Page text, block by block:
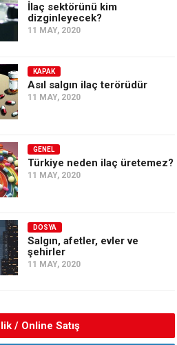
İlaç sektörünü kim
dizginleyecek?
11 MAY, 2020
KAPAK
Asıl salgın ilaç terörüdür
11 MAY, 2020
GENEL
Türkiye neden ilaç üretemez?
11 MAY, 2020
DOSYA
Salgın, afetler, evler ve
şehirler
11 MAY, 2020
/ Online Satış